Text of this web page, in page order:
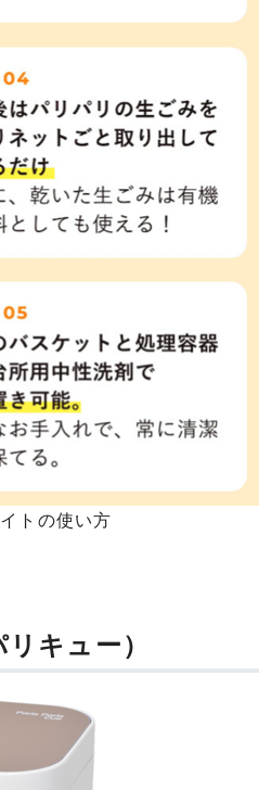
トの使い方
キュー）